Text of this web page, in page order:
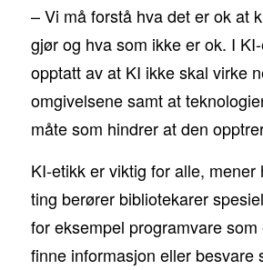
– Vi må forstå hva det er ok at
gjør og hva som ikke er ok. I
opptatt av at KI ikke skal virke
omgivelsene samt at
måte som hindrer at den
KI-etikk er viktig for alle, mener
ting berører bibliotekarer
for eksempel programvare
finne informasjon eller besvare